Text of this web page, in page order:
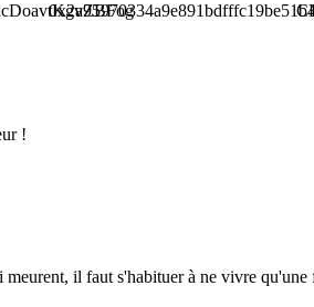
!
meurent, il faut s'habituer à ne vivre qu'une